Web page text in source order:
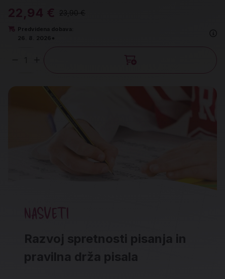
22,94 € 23,90 €
Predvidena dobava:
26. 8. 2026*
NASVETI
Razvoj spretnosti pisanja in
pravilna drža pisala